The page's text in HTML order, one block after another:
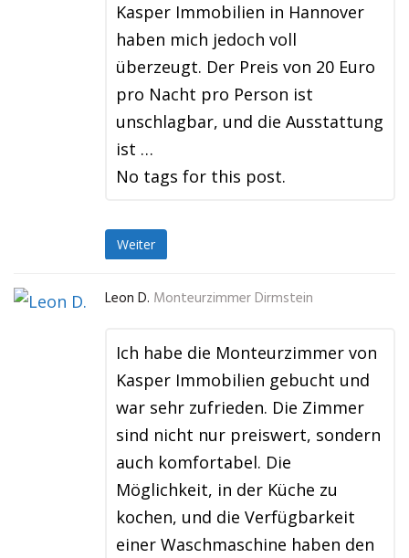
Kasper Immobilien in Hannover
haben mich jedoch voll
überzeugt. Der Preis von 20 Euro
pro Nacht pro Person ist
unschlagbar, und die Ausstattung
ist …
No tags for this post.
Weiter
Leon D. Monteurzimmer Dirmstein
Ich habe die Monteurzimmer von
Kasper Immobilien gebucht und
war sehr zufrieden. Die Zimmer
sind nicht nur preiswert, sondern
auch komfortabel. Die
Möglichkeit, in der Küche zu
kochen, und die Verfügbarkeit
einer Waschmaschine haben den